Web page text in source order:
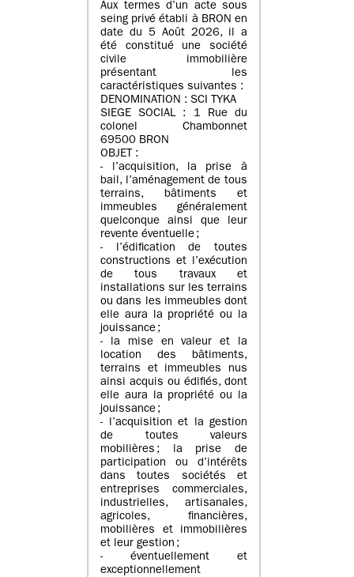
Aux termes d’un acte sous
seing privé établi à BRON en
date du 5 Août 2026, il a
été constitué une société
civile immobilière
présentant les
caractéristiques suivantes :
DENOMINATION : SCI TYKA
SIEGE SOCIAL : 1 Rue du
colonel Chambonnet
69500 BRON
OBJET :
- l’acquisition, la prise à
bail, l’aménagement de tous
terrains, bâtiments et
immeubles généralement
quelconque ainsi que leur
revente éventuelle ;
- l’édification de toutes
constructions et l’exécution
de tous travaux et
installations sur les terrains
ou dans les immeubles dont
elle aura la propriété ou la
jouissance ;
- la mise en valeur et la
location des bâtiments,
terrains et immeubles nus
ainsi acquis ou édifiés, dont
elle aura la propriété ou la
jouissance ;
- l’acquisition et la gestion
de toutes valeurs
mobilières ; la prise de
participation ou d’intérêts
dans toutes sociétés et
entreprises commerciales,
industrielles, artisanales,
agricoles, financières,
mobilières et immobilières
et leur gestion ;
- éventuellement et
exceptionnellement